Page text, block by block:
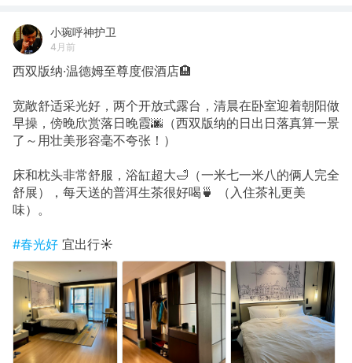
小琬呼神护卫
4月前
西双版纳·温德姆至尊度假酒店🏨
宽敞舒适采光好，两个开放式露台，清晨在卧室迎着朝阳做
早操，傍晚欣赏落日晚霞🌆（西双版纳的日出日落真算一景
了～用壮美形容毫不夸张！）
床和枕头非常舒服，浴缸超大🛁（一米七一米八的俩人完全
舒展），每天送的普洱生茶很好喝🍵 （入住茶礼更美
味）。
#春光好 宜出行☀️